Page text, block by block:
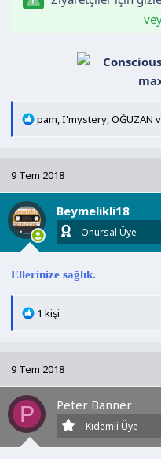
T
i
l
e
r
:
pam I'mystery OĞUZAN
9 Tem 2018
Beymelikli18
Onursal Üye
Ellerinize sağlık.
T
i
l
e
r
1 kişi
9 Tem 2018
P Peter Banner
Kıdemli Üye